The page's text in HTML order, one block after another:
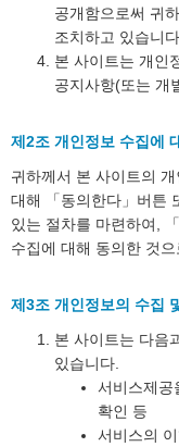
공개함으로써 귀
조치하고 있습니다.
본 사이트는 개인
공지사항(또는 개
제2조 개인정보 수집에
귀하께서 본 사이트의
대해 「동의한다」버튼
있는 절차를 마련하여,
수집에 대해 동의한 것으
제3조 개인정보의 수집
본 사이트는 다음
있습니다.
서비스제공
확인 등
서비스의